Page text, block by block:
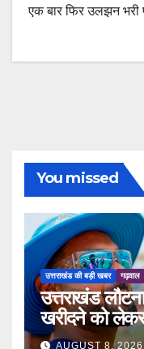
एक बार फिर उलझन
You missed
उत्तराखंड की बड़ी खबर गढ़वाल
उत्तराखंड
खरीदने को लेकर
गुहारAUGUST 8, 2026